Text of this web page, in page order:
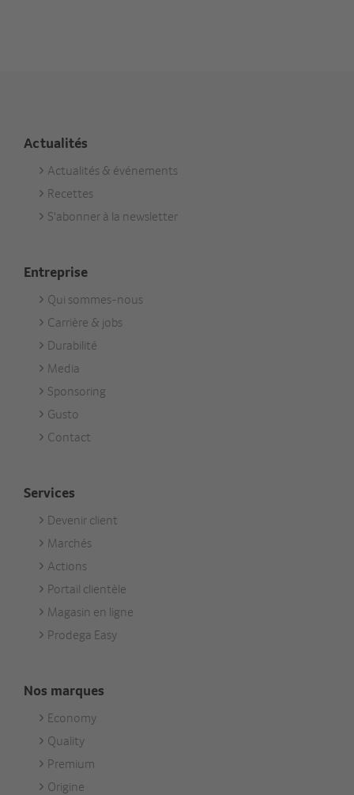
Actualités
Footer
Aktuell
Actualités & événements
Recettes
S'abonner à la newsletter
Entreprise
Footer
Unternehmen
Qui sommes-nous
Carrière & jobs
Durabilité
Media
Sponsoring
Gusto
Contact
Services
Footer
Services
Devenir client
Marchés
Actions
Portail clientèle
Magasin en ligne
Prodega Easy
Nos marques
Footer
Unsere
Marken
Economy
Quality
Premium
Origine